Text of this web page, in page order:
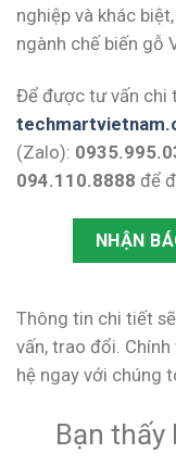
nghiệp và khác
ngành chế biến gỗ
Để được tư vấn chi
(Zalo):
094.110.8888 để
NHẬN
Thông tin chi tiết
vấn, trao đổi.
hệ ngay với chúng
Bạn thấy